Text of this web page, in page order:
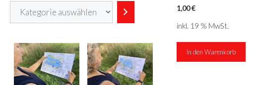
1,00€
inkl. 19 % MwSt.
In den Warenkorb
Kategorie
auswählen